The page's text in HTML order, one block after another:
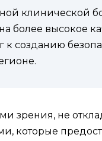
клинической
более высокое
к созданию
зрения, не
которые